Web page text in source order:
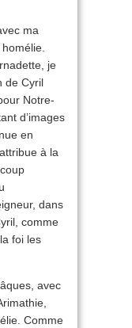
ma
je
de Cyril
Notre-
d’images
en
à la
dans
comme
foi les
avec
Comme